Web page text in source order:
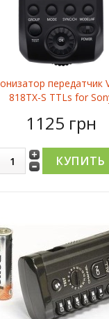
передатчик
818TX-S TTLs for
1125 грн